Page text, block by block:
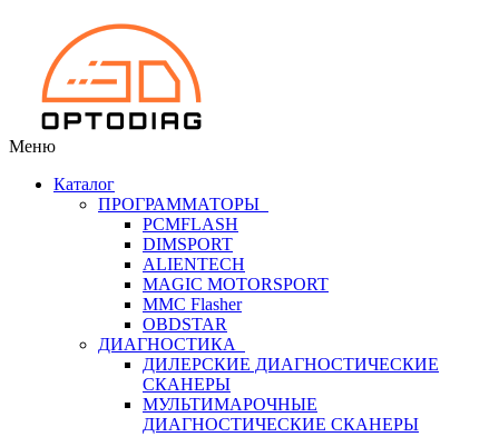
Меню
Каталог
ПРОГРАММАТОРЫ
PCMFLASH
DIMSPORT
ALIENTECH
MAGIC MOTORSPORT
MMC Flasher
OBDSTAR
ДИАГНОСТИКА
ДИЛЕРСКИЕ ДИАГНОСТИЧЕСКИЕ
СКАНЕРЫ
МУЛЬТИМАРОЧНЫЕ
ДИАГНОСТИЧЕСКИЕ СКАНЕРЫ